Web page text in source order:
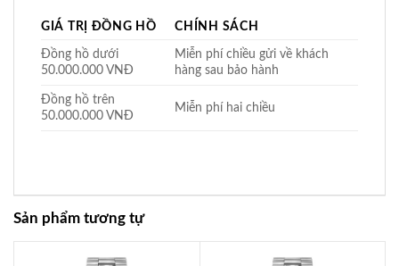
GIÁ TRỊ ĐỒNG HỒ CHÍNH SÁCH
Đồng hồ dưới
50.000.000 VNĐ
Miễn phí chiều gửi về khách
hàng sau bảo hành
Đồng hồ trên
50.000.000 VNĐ
Miễn phí hai chiều
Sản phẩm tương tự